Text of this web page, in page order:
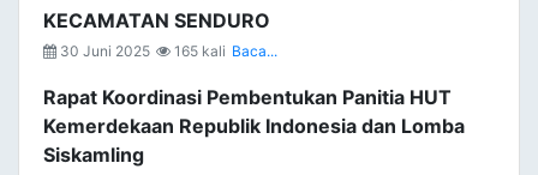
KECAMATAN SENDURO
30 Juni 2025 165 kali Baca...
Rapat Koordinasi Pembentukan Panitia HUT
Kemerdekaan Republik Indonesia dan Lomba
Siskamling